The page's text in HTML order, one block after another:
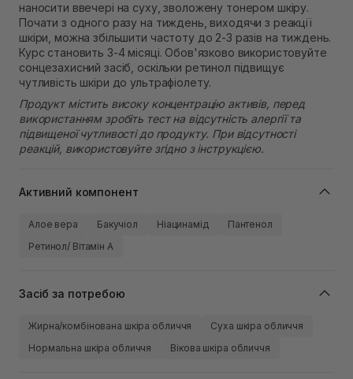
наносити ввечері на суху, зволожену тонером шкіру.
Почати з одного разу на тиждень, виходячи з реакції
шкіри, можна збільшити частоту до 2-3 разів на тиждень.
Курс становить 3-4 місяці. Обов'язково використовуйте
сонцезахисний засіб, оскільки ретинол підвищує
чутливість шкіри до ультрафіолету.
Продукт містить високу концентрацію активів, перед
використанням зробіть тест на відсутність алергії та
підвищеної чутливості до продукту. При відсутності
реакцій, використовуйте згідно з інструкцією.
Активний компонент
Алое вера Бакучіол Ніацинамід
Пантенол
Ретинол/ Вітамін А
Засіб за потребою
Жирна/комбінована шкіра обличчя
Суха шкіра обличчя
Нормальна шкіра обличчя
Вікова шкіра обличчя